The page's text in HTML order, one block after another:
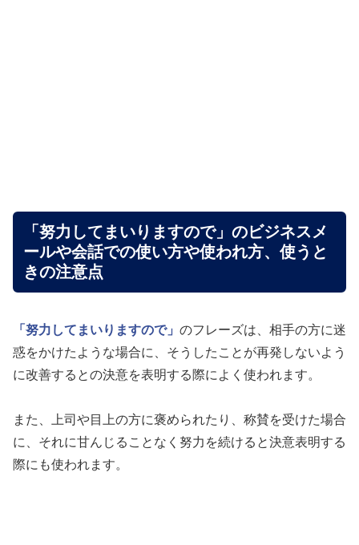
「努力してまいりますので」のビジネスメ
ールや会話での使い方や使われ方、使うと
きの注意点
「努力してまいりますので」 のフレーズは、相手の方に迷
惑をかけたような場合に、そうしたことが再発しないよう
に改善するとの決意を表明する際によく使われます。
また、上司や目上の方に褒められたり、称賛を受けた場合
に、それに甘んじることなく努力を続けると決意表明する
際にも使われます。